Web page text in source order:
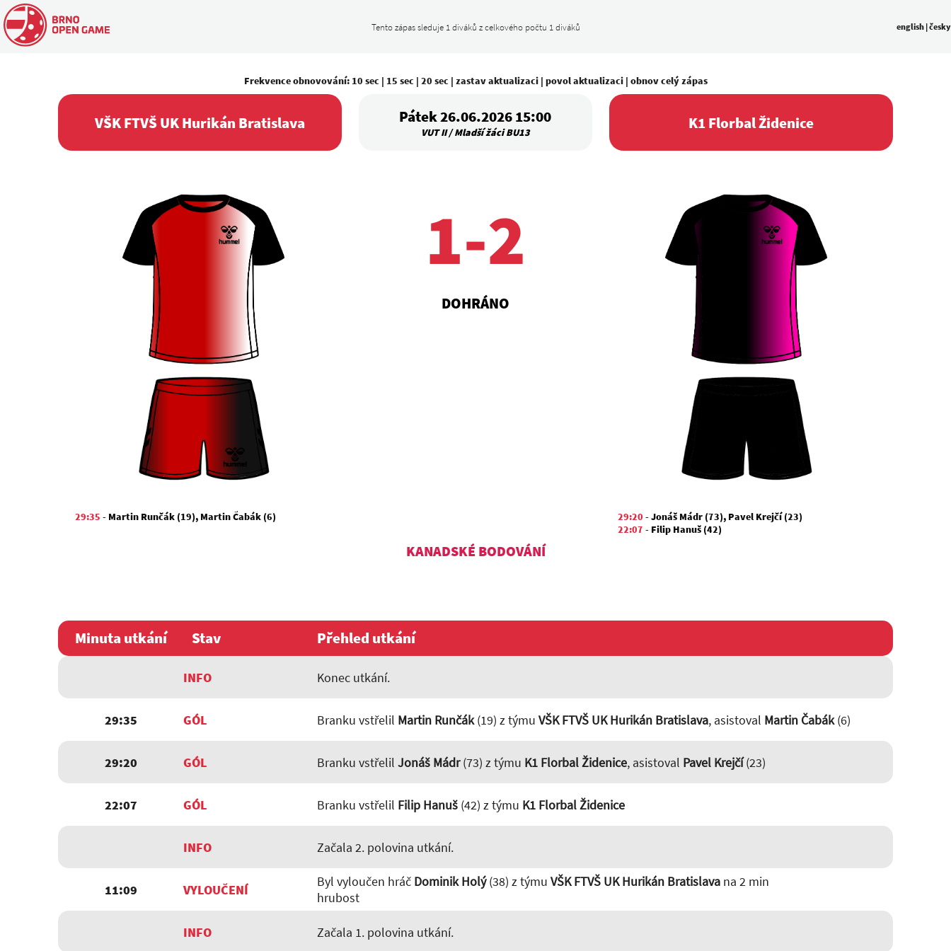
Tento zápas sleduje 1 diváků z celkového počtu 1 diváků english |česky
Frekvence obnovování: 10 sec | 15 sec | 20 sec | zastav aktualizaci| povol aktualizaci| obnov celý zápas
VŠK FTVŠ UK Hurikán Bratislava Pátek 26.06.2026 15:00
VUT II / Mladší žáci BU13 K1 Florbal Židenice
1-2
DOHRÁNO
29:35 - Martin Runčák (19), Martin Čabák (6)
KANADSKÉ BODOVÁNÍ
29:20 -Jonáš Mádr (73), Pavel Krejčí (23)
22:07 - Filip Hanuš (42)
Minuta utkání Stav Přehled utkání
INFO Konec utkání.
29:35 GÓL Branku vstřelil Martin Runčák(19) z týmu VŠK FTVŠ UK Hurikán Bratislava, asistoval Martin Čabák(6)
29:20 GÓL Branku vstřelil Jonáš Mádr(73) z týmu K1 Florbal Židenice, asistoval Pavel Krejčí(23)
22:07 GÓL Branku vstřelil Filip Hanuš(42) z týmu K1 Florbal Židenice
INFO Začala 2. polovina utkání.
11:09 VYLOUČENÍ Byl vyloučen hráč Dominik Holý(38) z týmu VŠK FTVŠ UK Hurikán Bratislavana 2 min
hrubost
INFO Začala 1. polovina utkání.